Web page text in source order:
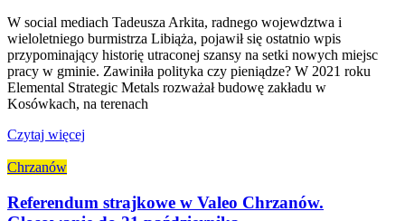
W social mediach Tadeusza Arkita, radnego wojewdztwa i
wieloletniego burmistrza Libiąża, pojawił się ostatnio wpis
przypominający historię utraconej szansy na setki nowych miejsc
pracy w gminie. Zawiniła polityka czy pieniądze? W 2021 roku
Elemental Strategic Metals rozważał budowę zakładu w
Kosówkach, na terenach
Czytaj więcej
Chrzanów
Referendum strajkowe w Valeo Chrzanów.